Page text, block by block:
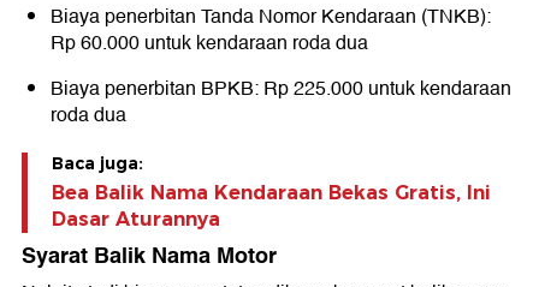
Biaya penerbitan Tanda Nomor Kendaraan (TNKB):
Rp 60.000 untuk kendaraan roda dua
Biaya penerbitan BPKB: Rp 225.000 untuk kendaraan
roda dua
Baca juga:
Bea Balik Nama Kendaraan Bekas Gratis, Ini
Dasar Aturannya
Syarat Balik Nama Motor